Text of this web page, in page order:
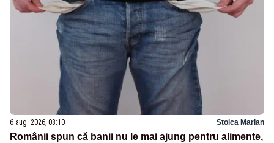
6 aug. 2026, 08:10 Stoica Marian
Românii spun că banii nu le mai ajung pentru alimente,